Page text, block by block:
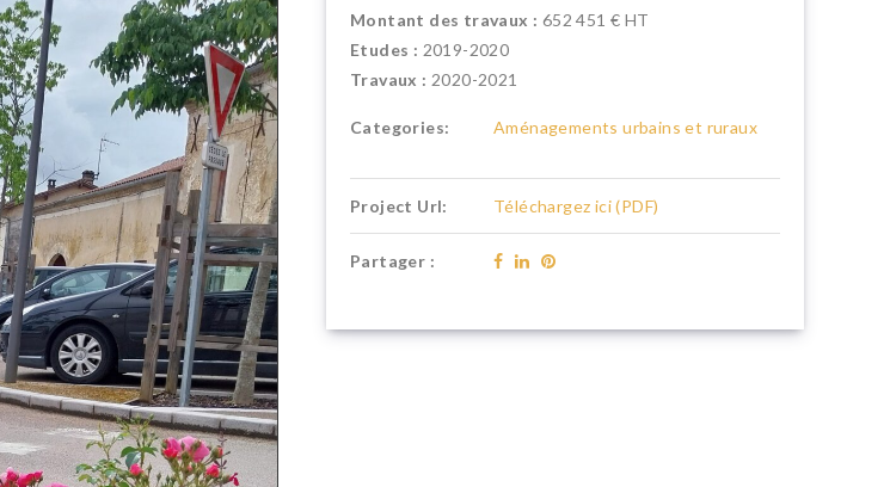
Montant des travaux : 652 451 € HT
Etudes : 2019-2020
Travaux : 2020-2021
Categories: Aménagements urbains et ruraux
Project Url: Téléchargez ici (PDF)
Partager :